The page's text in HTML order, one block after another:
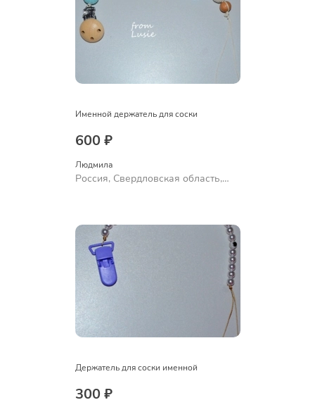
Именной держатель для соски
600 ₽
Людмила
Россия, Свердловская область,
Держатель для соски именной
300 ₽